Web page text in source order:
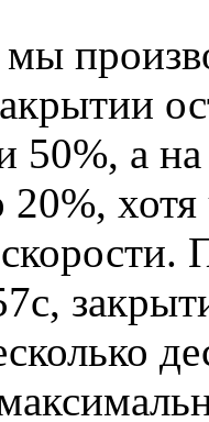
50%, а
20%,